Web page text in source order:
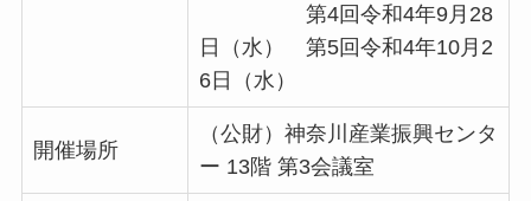
第4回令和4年9月28
日（水） 第5回令和4年10月2
6日（水）
開催場所
（公財）神奈川産業振興センタ
ー 13階 第3会議室